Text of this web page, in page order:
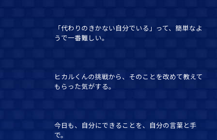
「代わりのきかない自分でいる」って、簡単なよ
うで一番難しい。
ヒカルくんの挑戦から、そのことを改めて教えて
もらった気がする。
今日も、自分にできることを、自分の言葉と手
で。